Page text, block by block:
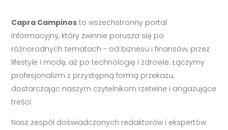
Capra Campinos to wszechstronny portal
informacyjny, który zwinnie porusza się po
różnorodnych tematach - od biznesu i finansów, przez
lifestyle i modę, aż po technologię i zdrowie. Łączymy
profesjonalizm z przystępną formą przekazu,
dostarczając naszym czytelnikom rzetelne i angażujące
treści.
Nasz zespół doświadczonych redaktorów i ekspertów